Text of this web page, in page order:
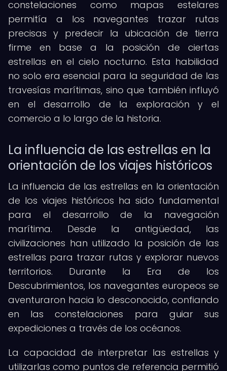
constelaciones como mapas estelares
permitía a los navegantes trazar rutas
precisas y predecir la ubicación de tierra
firme en base a la posición de ciertas
estrellas en el cielo nocturno. Esta habilidad
no solo era esencial para la seguridad de las
travesías marítimas, sino que también influyó
en el desarrollo de la exploración y el
comercio a lo largo de la historia.
La influencia de las estrellas en la
orientación de los viajes históricos
La influencia de las estrellas en la orientación
de los viajes históricos ha sido fundamental
para el desarrollo de la navegación
marítima. Desde la antigüedad, las
civilizaciones han utilizado la posición de las
estrellas para trazar rutas y explorar nuevos
territorios. Durante la Era de los
Descubrimientos, los navegantes europeos se
aventuraron hacia lo desconocido, confiando
en las constelaciones para guiar sus
expediciones a través de los océanos.
La capacidad de interpretar las estrellas y
utilizarlas como puntos de referencia permitió